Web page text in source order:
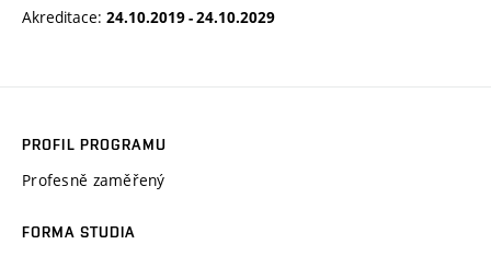
Akreditace: 24.10.2019 - 24.10.2029
PROFIL PROGRAMU
Profesně zaměřený
FORMA STUDIA